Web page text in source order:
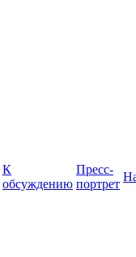
К
обсуждению
Пресс-
портрет